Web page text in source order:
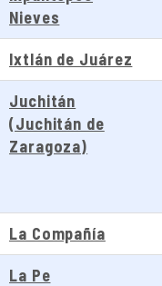
Nieves
Ixtlán de Juárez
Juchitán
(Juchitán de
Zaragoza)
La Compañía
La Pe